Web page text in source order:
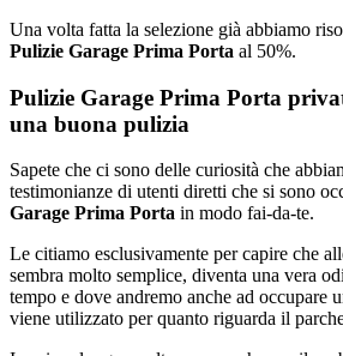
Una volta fatta la selezione già abbiamo
Pulizie Garage Prima Porta al 50%.
Pulizie Garage Prima Porta
una buona pulizia
Sapete che ci sono delle curiosità che
testimonianze di utenti diretti che si sono
Garage Prima Porta in modo fai-da-te.
Le citiamo esclusivamente per capire che
sembra molto semplice, diventa una vera
tempo e dove andremo anche ad occupare
viene utilizzato per quanto riguarda il